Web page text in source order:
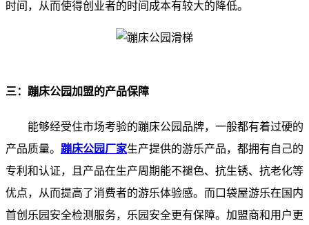
时间，从而使得创业者的时间成本有较大的降低。
三：蹦床公园加盟的产品保障
能够经受住市场考验的蹦床公园品牌，一般都有着过硬的
产品质量。 蹦床公园厂家生产提供的游乐产品，都拥有自己的
专利和认证，且产品在生产周期能不褪色、抗生锈、抗老化等
优点，从而提高了消费者的游乐体验感。而口袋屋游乐在国内
首创乐园安全检测服务，乐园安全更有保障。加盟商和用户更